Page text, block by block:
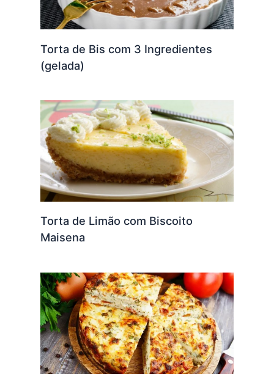
Torta de Bis com 3 Ingredientes
(gelada)
Torta de Limão com Biscoito
Maisena